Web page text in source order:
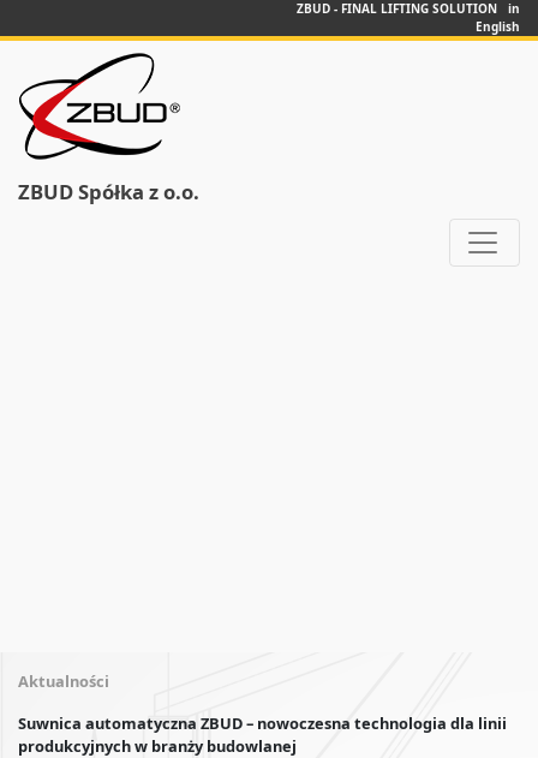
ZBUD - FINAL LIFTING SOLUTION in
English
ZBUD Spółka z o.o.
Aktualności
Suwnica automatyczna ZBUD – nowoczesna technologia dla linii
produkcyjnych w branży budowlanej